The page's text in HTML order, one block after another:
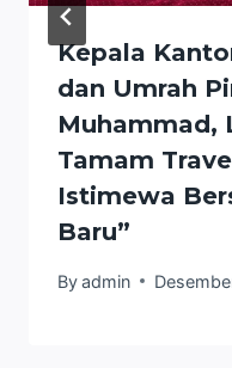
Kepala
dan Umrah
Muhammad,
Tamam
Istimewa
Baru”
Byadmin